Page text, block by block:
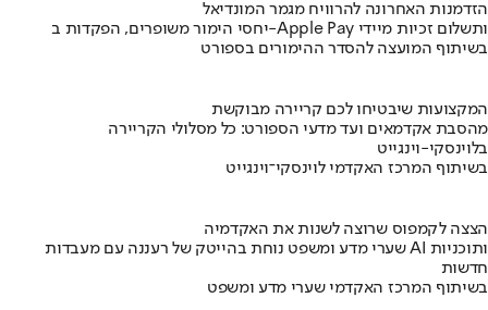
הזדמנות האחרונה להרוויח מגמר המונדיאל
יחסי הימור משופרים, הפקדות ב-Apple Pay ותשלום זכיות מיידי
בשיתוף המועצה להסדר ההימורים בספורט
המקצועות שיבטיחו לכם קריירה מבוקשת
מהסבת אקדמאים ועד מדעי הספורט: כל מסלולי הקריירה
בלוינסקי-וינגייט
בשיתוף המרכז האקדמי לוינסקי־וינגייט
הצצה לקמפוס שרוצה לשנות את האקדמיה
שערי מדע ומשפט נוחת בהייטק של רעננה עם מעבדות AI ותוכניות
חדשות
בשיתוף המרכז האקדמי שערי מדע ומשפט